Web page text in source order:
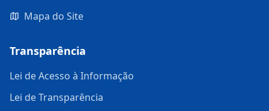
Mapa do Site
Transparência
Lei de Acesso à Informação
Lei de Transparência